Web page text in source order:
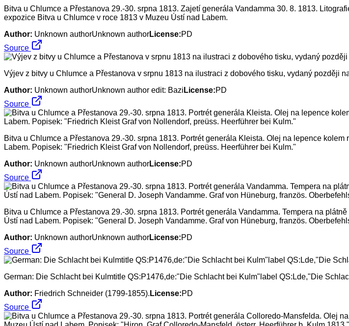
Bitva u Chlumce a Přestanova 29.-30. srpna 1813. Zajetí generála Vandamma 30. 8. 1813.
expozice Bitva u Chlumce v roce 1813 v Muzeu Ústí nad Labem.
Author: Unknown authorUnknown authorLicense:PD
Source
Výjev z bitvy u Chlumce a Přestanova v srpnu 1813 na ilustraci z dobového tisku, vydaný později
Author: Unknown authorUnknown author edit: Bazi License:PD
Source
Bitva u Chlumce a Přestanova 29.-30. srpna 1813. Portrét generála Kleista. Olej na lepence
Labem. Popisek: "Friedrich Kleist Graf von Nollendorf, preüss. Heerführer bei Kulm."
Author: Unknown authorUnknown authorLicense:PD
Source
Bitva u Chlumce a Přestanova 29.-30. srpna 1813. Portrét generála Vandamma. Tempera na
Ústí nad Labem. Popisek: "General D. Joseph Vandamme. Graf von Hüneburg, französ.
Author: Unknown authorUnknown authorLicense:PD
Source
German: Die Schlacht bei Kulmtitle QS:P1476,de:"Die Schlacht bei Kulm"label QS:Lde,"Die
Author: Friedrich Schneider (1799-1855). License:PD
Source